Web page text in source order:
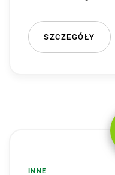
SZCZEGÓŁY
INNE